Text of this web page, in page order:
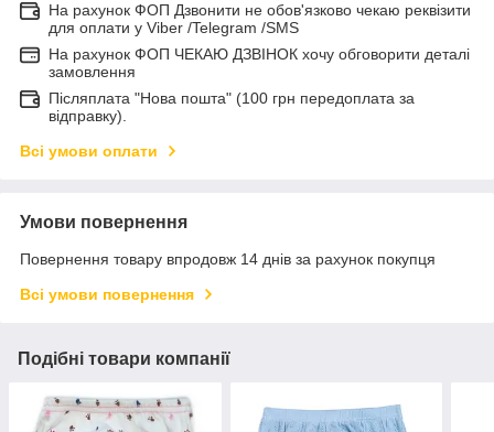
На рахунок ФОП Дзвонити не обов'язково чекаю реквізити
для оплати у Viber /Telegram /SMS
На рахунок ФОП ЧЕКАЮ ДЗВІНОК хочу обговорити деталі
замовлення
Післяплата "Нова пошта" (100 грн передоплата за
відправку).
Всі умови оплати
Умови повернення
Повернення товару впродовж 14 днів за рахунок покупця
Всі умови повернення
Подібні товари компанії